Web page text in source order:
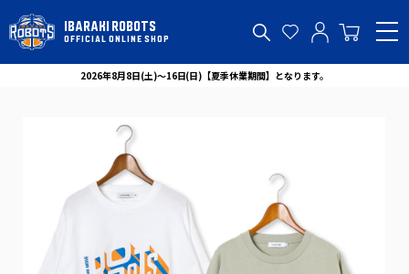
IBARAKI ROBOTS
OFFICIAL ONLINE SHOP
2026年8月8日(土)～16日(日)【夏季休業期間】となります。